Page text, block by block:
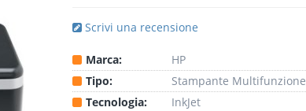
Scrivi una recensione
Marca:
HP
Tipo:
Stampante Multifunzione
Tecnologia:
InkJet